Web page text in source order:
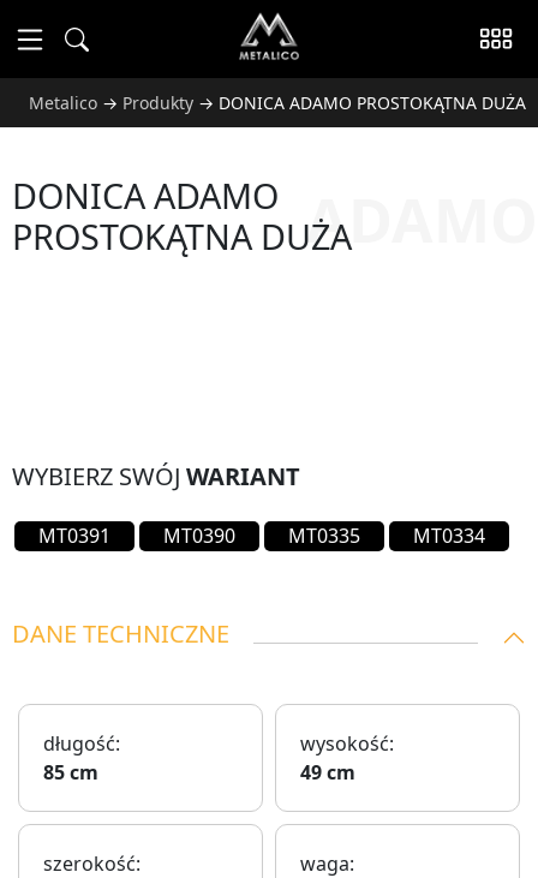
Metalico → Produkty → DONICA ADAMO PROSTOKĄTNA DUŻA
ADAMO
DONICA ADAMO
PROSTOKĄTNA DUŻA
WYBIERZ SWÓJ WARIANT
MT0391 MT0390 MT0335 MT0334
DANE TECHNICZNE
długość:
85 cm
wysokość:
49 cm
szerokość:
waga: